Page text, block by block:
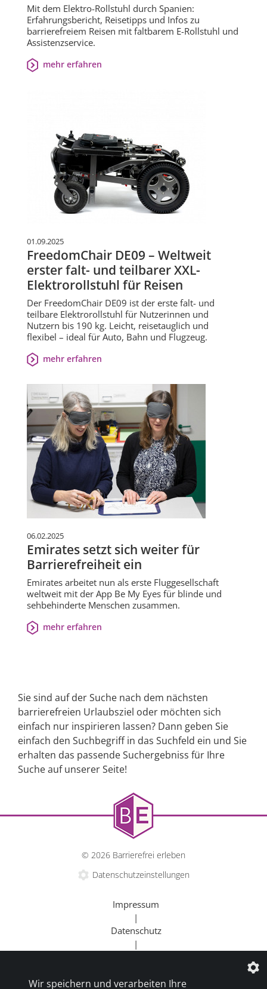
Mit dem Elektro-Rollstuhl durch Spanien:
Erfahrungsbericht, Reisetipps und Infos zu
barrierefreiem Reisen mit faltbarem E-Rollstuhl und
Assistenzservice.
mehr erfahren
01.09.2025
FreedomChair DE09 – Weltweit
erster falt- und teilbarer XXL-
Elektrorollstuhl für Reisen
Der FreedomChair DE09 ist der erste falt- und
teilbare Elektrorollstuhl für Nutzerinnen und
Nutzern bis 190 kg. Leicht, reisetauglich und
flexibel – ideal für Auto, Bahn und Flugzeug.
mehr erfahren
06.02.2025
Emirates setzt sich weiter für
Barrierefreiheit ein
Emirates arbeitet nun als erste Fluggesellschaft
weltweit mit der App Be My Eyes für blinde und
sehbehinderte Menschen zusammen.
mehr erfahren
Sie sind auf der Suche nach dem nächsten
barrierefreien Urlaubsziel oder möchten sich
einfach nur inspirieren lassen? Dann geben Sie
einfach den Suchbegriff in das Suchfeld ein und Sie
erhalten das passende Suchergebniss für Ihre
Suche auf unserer Seite!
© 2026 Barrierefrei erleben
Datenschutzeinstellungen
Impressum
|
Datenschutz
|
Beratung
Wir speichern und verarbeiten Ihre